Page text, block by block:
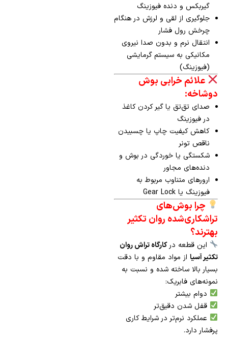
گیربکس و دنده فیوزینگ
جلوگیری از لقی و لرزش در هنگام
چرخش رول فشار
انتقال نرم و بدون صدا نیروی
مکانیکی به سیستم گرمایشی
(فیوزینگ)
علائم خرابی بوش
دوشاخه:
صدای تق‌تق یا گیر کردن کاغذ
در فیوزینگ
کاهش کیفیت چاپ یا چسبیدن
ناقص تونر
شکستگی یا خوردگی در بوش و
دنده‌های مجاور
ارورهای متناوب مربوط به
فیوزینگ یا Gear Lock
چرا بوش‌های
تراشکاری‌شده روان تکثیر
بهترند؟
این قطعه درکارگاه تراش روان
تکثیر آسیا از مواد مقاوم و با دقت
بسیار بالا ساخته شده و نسبت به
نمونه‌های فابریک:
دوام بیشتر
قفل شدن دقیق‌تر
عملکرد نرم‌تر در شرایط کاری
پرفشار دارد.